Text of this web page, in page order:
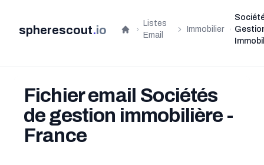
spherescout.io Accueil
Listes
Email
Immobilier
Fichier email Sociétés
de gestion immobilière -
France